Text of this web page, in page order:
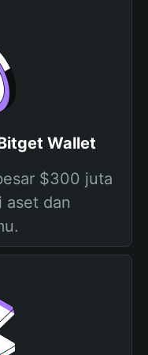
Wallet
$300 juta
aset dan